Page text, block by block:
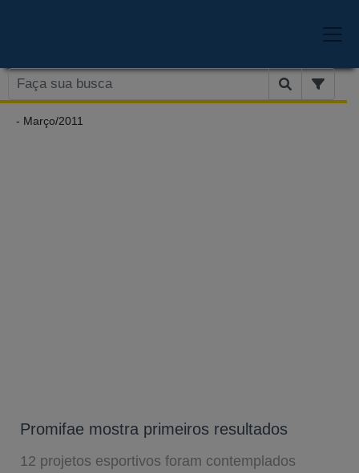
- Março/2011
Promifae mostra primeiros resultados
12 projetos esportivos foram contemplados